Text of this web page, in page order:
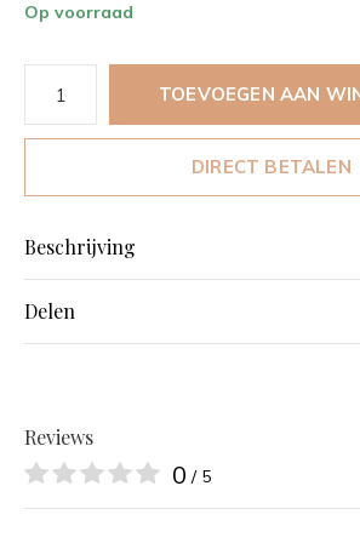
Op voorraad
TOEVOEGEN AAN
DIRECT BETALEN
Beschrijving
Delen
Reviews
0 / 5